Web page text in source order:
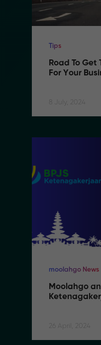
Tips
Road To Get
For Your
8 July, 2024
moolahgo News
Moolahgo
for
26 April, 2024